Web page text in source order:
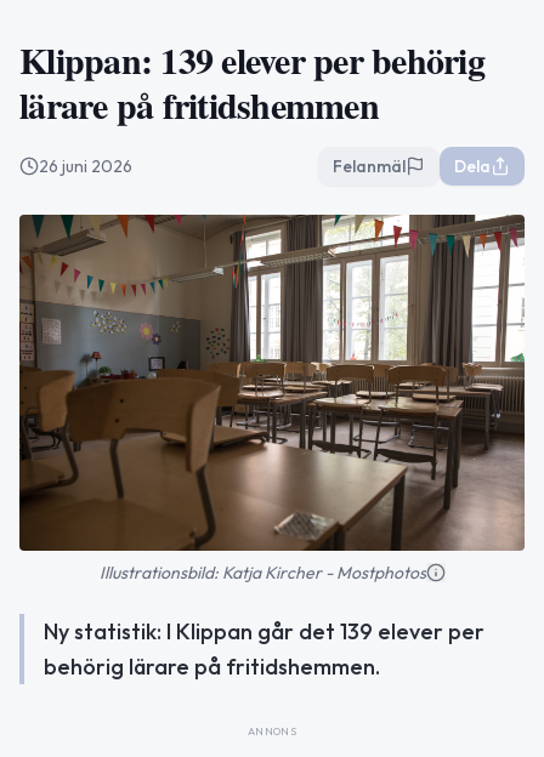
Klippan: 139 elever per behörig
lärare på fritidshemmen
26 juni 2026 Felanmäl Dela
Illustrationsbild: Katja Kircher - Mostphotos
Ny statistik: I Klippan går det 139 elever per
behörig lärare på fritidshemmen.
ANNONS